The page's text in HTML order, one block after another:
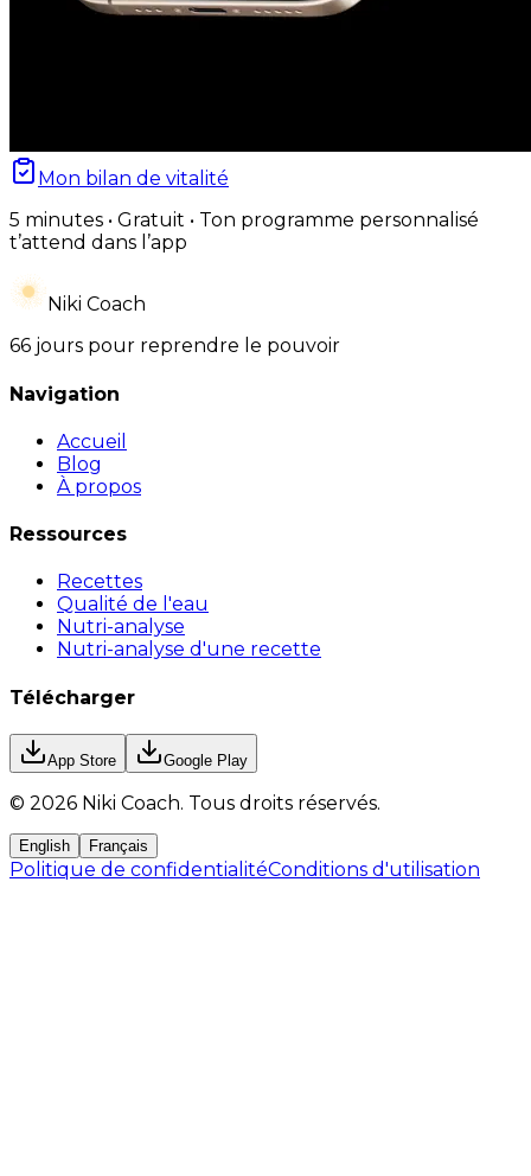
Mon bilan de vitalité
5 minutes • Gratuit • Ton programme personnalisé
t’attend dans l’app
Niki Coach
66 jours pour reprendre le pouvoir
Navigation
Accueil
Blog
À propos
Ressources
Recettes
Qualité de l'eau
Nutri-analyse
Nutri-analyse d'une recette
Télécharger
App Store Google Play
© 2026 Niki Coach. Tous droits réservés.
English Français
Politique de confidentialitéConditions d'utilisation